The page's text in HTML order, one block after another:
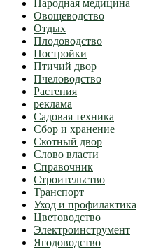
Народная медицина
Овощеводство
Отдых
Плодоводство
Постройки
Птичий двор
Пчеловодство
Растения
реклама
Садовая техника
Сбор и хранение
Скотный двор
Слово власти
Справочник
Строительство
Транспорт
Уход и профилактика
Цветоводство
Электроинструмент
Ягодоводство